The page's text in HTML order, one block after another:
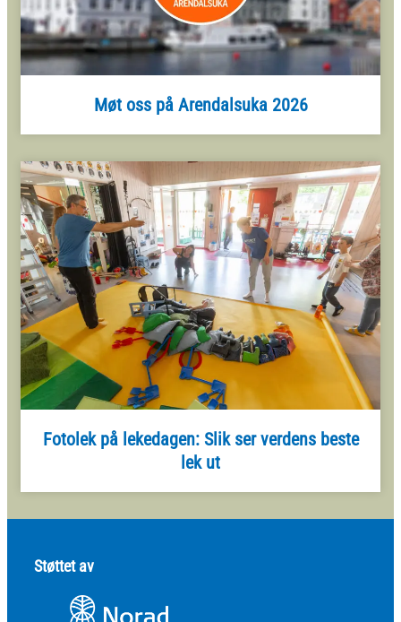
Møt oss på Arendalsuka 2026
Fotolek på lekedagen: Slik ser verdens beste
lek ut
Støttet av